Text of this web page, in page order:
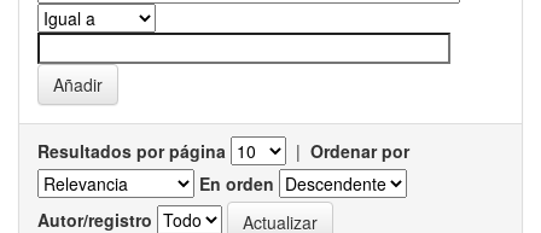
Resultados por página | Ordenar por
En orden
Autor/registro